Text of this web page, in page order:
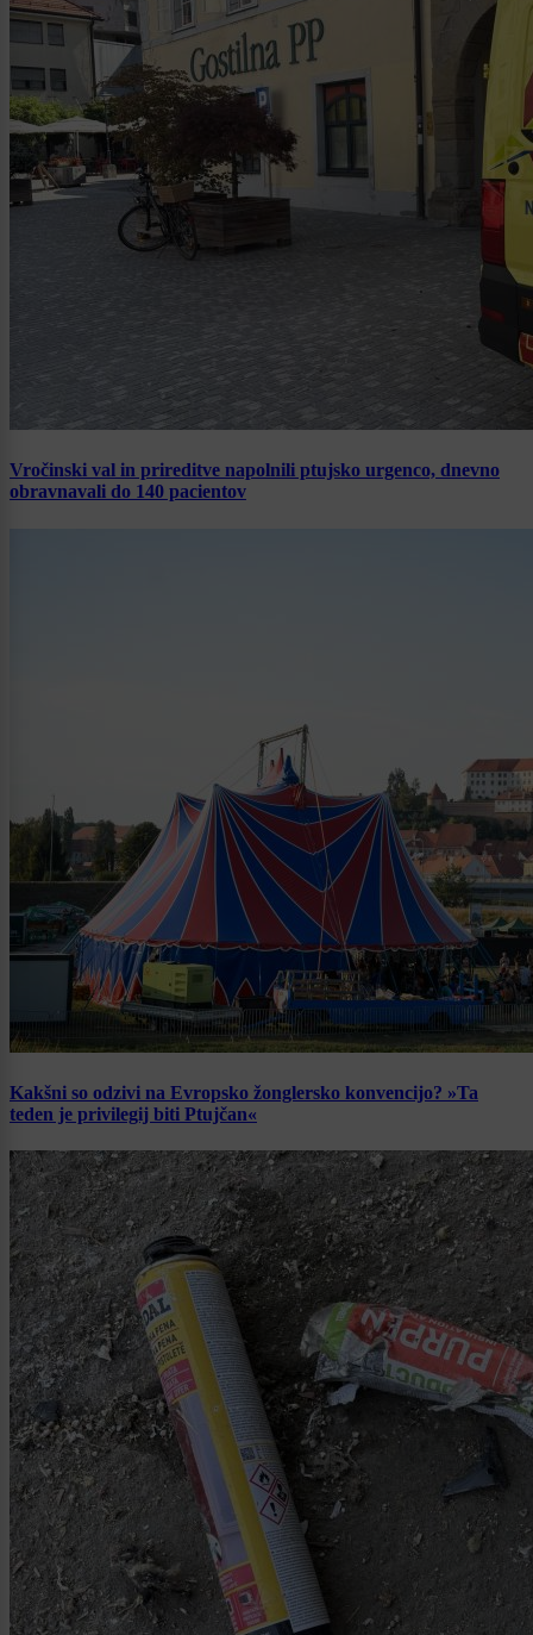
Vročinski val in prireditve napolnili ptujsko urgenco, dnevno
obravnavali do 140 pacientov
Kakšni so odzivi na Evropsko žonglersko konvencijo? »Ta
teden je privilegij biti Ptujčan«